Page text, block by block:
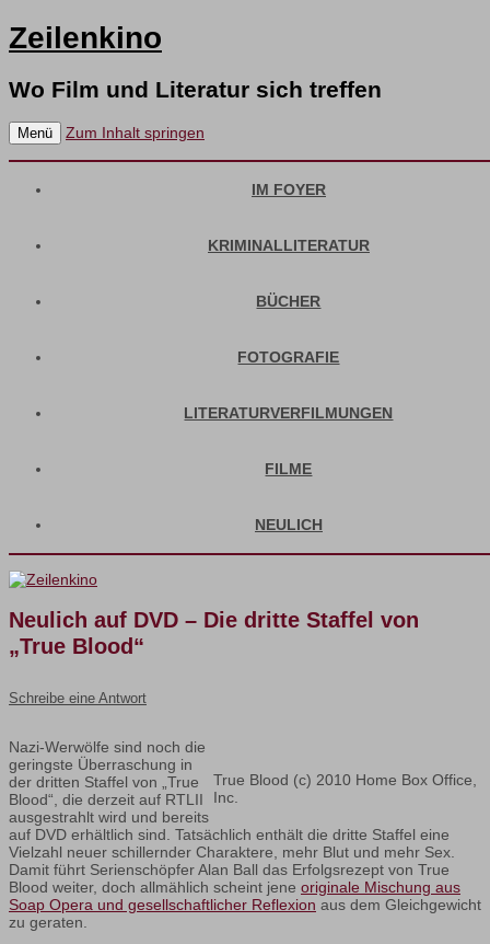
Zeilenkino
Wo Film und Literatur sich treffen
Menü Zum Inhalt springen
IM FOYER
KRIMINALLITERATUR
BÜCHER
FOTOGRAFIE
LITERATURVERFILMUNGEN
FILME
NEULICH
Neulich auf DVD – Die dritte Staffel von
„True Blood“
Schreibe eine Antwort
True Blood (c) 2010 Home Box Office,
Inc.
Nazi-Werwölfe sind noch die
geringste Überraschung in
der dritten Staffel von „True
Blood“, die derzeit auf RTLII
ausgestrahlt wird und bereits
auf DVD erhältlich sind. Tatsächlich enthält die dritte Staffel eine
Vielzahl neuer schillernder Charaktere, mehr Blut und mehr Sex.
Damit führt Serienschöpfer Alan Ball das Erfolgsrezept von True
Blood weiter, doch allmählich scheint jene originale Mischung aus
Soap Opera und gesellschaftlicher Reflexion aus dem Gleichgewicht
zu geraten.